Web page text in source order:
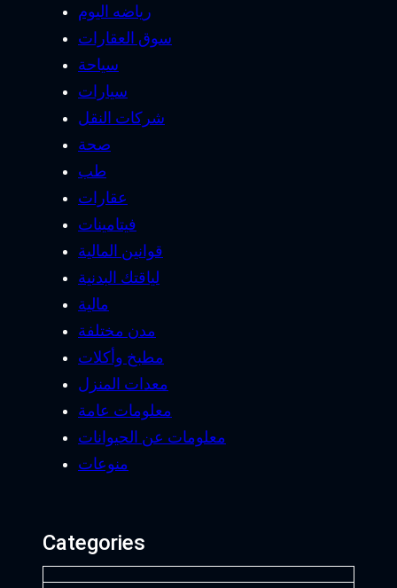
رياضه اليوم
سوق العقارات
سياحة
سيارات
شركات النقل
صحة
طب
عقارات
فيتامينات
قوانين المالية
لياقتك البدنية
مالية
مدن مختلفة
مطبخ وأكلات
معدات المنزل
معلومات عامة
معلومات عن الحيوانات
منوعات
Categories